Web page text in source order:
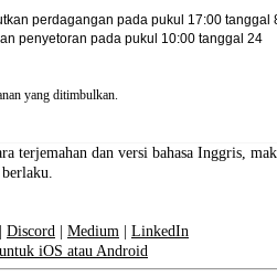
perdagangan pada pukul 17:00 tanggal
penyetoran pada pukul 10:00 tanggal 24
yang ditimbulkan.
terjemahan dan versi bahasa Inggris,
Discord Medium
LinkedIn
iOS atau Android